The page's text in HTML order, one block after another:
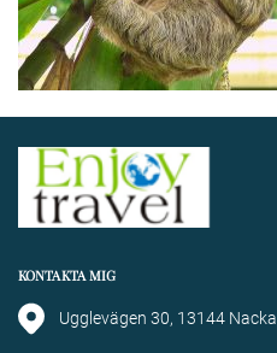
KONTAKTA MIG
Ugglevägen 30, 13144 Nacka